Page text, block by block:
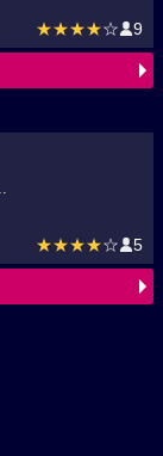
★★★★ ☆ 9
★★★★ ☆ 5